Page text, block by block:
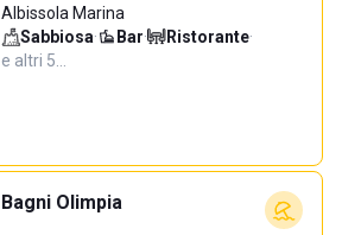
Albissola Marina
Sabbiosa· Bar· Ristorante·
e altri 5…
Bagni Olimpia